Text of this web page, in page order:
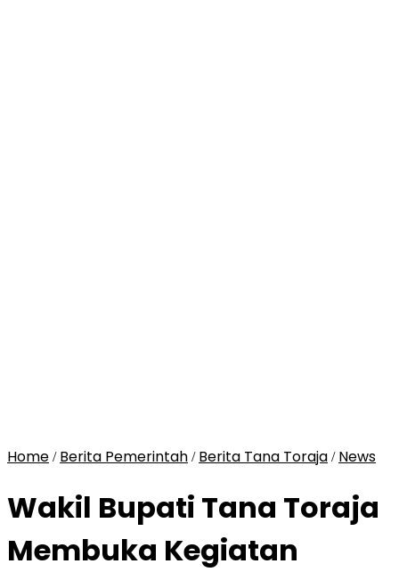
Home / Berita Pemerintah / Berita Tana Toraja / News
Wakil Bupati Tana Toraja
Membuka Kegiatan